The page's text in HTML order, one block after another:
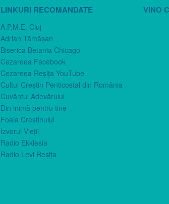
LINKURI RECOMANDATE
A.P.M.E. Cluj
Adrian Tămăşan
Biserica Betania Chicago
Cezareea Facebook
Cezareea Reşiţa YouTube
Cultul Creştin Penticostal din România
Cuvântul Adevărului
Din inimă pentru tine
Foaia Creştinului
Izvorul Vieţii
Radio Ekklesia
Radio Levi Reşiţa
VINO